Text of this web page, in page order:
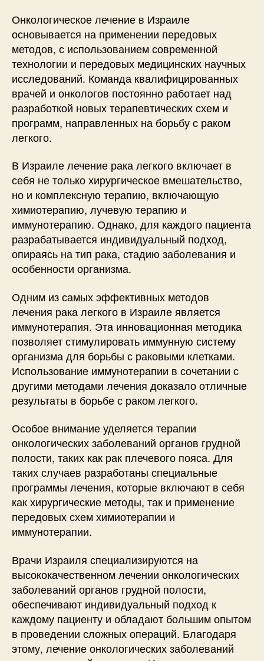
Онкологическое лечение в Израиле
основывается на применении передовых
методов, с использованием современной
технологии и передовых медицинских научных
исследований. Команда квалифицированных
врачей и онкологов постоянно работает над
разработкой новых терапевтических схем и
программ, направленных на борьбу с раком
легкого.
В Израиле лечение рака легкого включает в
себя не только хирургическое вмешательство,
но и комплексную терапию, включающую
химиотерапию, лучевую терапию и
иммунотерапию. Однако, для каждого пациента
разрабатывается индивидуальный подход,
опираясь на тип рака, стадию заболевания и
особенности организма.
Одним из самых эффективных методов
лечения рака легкого в Израиле является
иммунотерапия. Эта инновационная методика
позволяет стимулировать иммунную систему
организма для борьбы с раковыми клетками.
Использование иммунотерапии в сочетании с
другими методами лечения доказало отличные
результаты в борьбе с раком легкого.
Особое внимание уделяется терапии
онкологических заболеваний органов грудной
полости, таких как рак плечевого пояса. Для
таких случаев разработаны специальные
программы лечения, которые включают в себя
как хирургические методы, так и применение
передовых схем химиотерапии и
иммунотерапии.
Врачи Израиля специализируются на
высококачественном лечении онкологических
заболеваний органов грудной полости,
обеспечивают индивидуальный подход к
каждому пациенту и обладают большим опытом
в проведении сложных операций. Благодаря
этому, лечение онкологических заболеваний